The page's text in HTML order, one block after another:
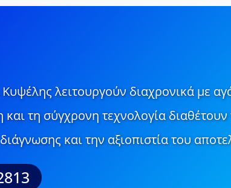
λειτουργούν διαχρονικά με
και τη σύγχρονη τεχνολογία
διάγνωσης και την αξιοπιστία του